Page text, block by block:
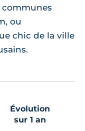
communes
ou
chic de la ville
Évolution
sur 1 an